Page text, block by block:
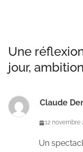
Une
jour,
Claude
12 novembre
Un